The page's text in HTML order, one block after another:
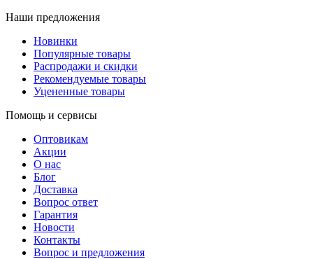
Наши предложения
Новинки
Популярные товары
Распродажи и скидки
Рекомендуемые товары
Уцененные товары
Помощь и сервисы
Оптовикам
Акции
О нас
Блог
Доставка
Вопрос ответ
Гарантия
Новости
Контакты
Вопрос и предложения